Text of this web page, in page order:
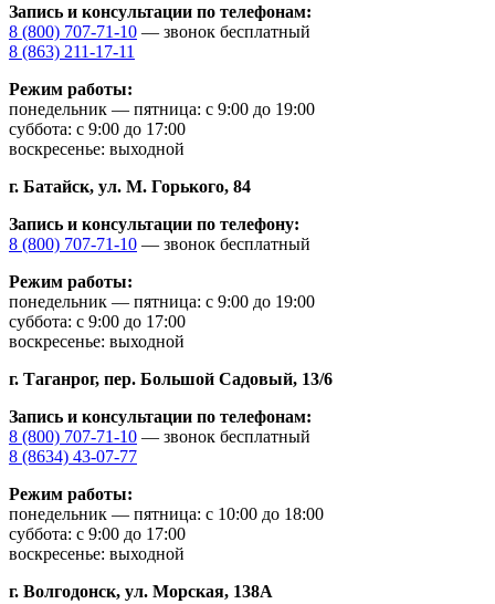
Запись и консультации по телефонам:
8 (800) 707-71-10 — звонок бесплатный
8 (863) 211-17-11
Режим работы:
понедельник — пятница: с 9:00 до 19:00
суббота: с 9:00 до 17:00
воскресенье: выходной
г. Батайск, ул. М. Горького, 84
Запись и консультации по телефону:
8 (800) 707-71-10 — звонок бесплатный
Режим работы:
понедельник — пятница: с 9:00 до 19:00
суббота: с 9:00 до 17:00
воскресенье: выходной
г. Таганрог, пер. Большой Садовый, 13/6
Запись и консультации по телефонам:
8 (800) 707-71-10 — звонок бесплатный
8 (8634) 43-07-77
Режим работы:
понедельник — пятница: с 10:00 до 18:00
суббота: с 9:00 до 17:00
воскресенье: выходной
г. Волгодонск, ул. Морская, 138А